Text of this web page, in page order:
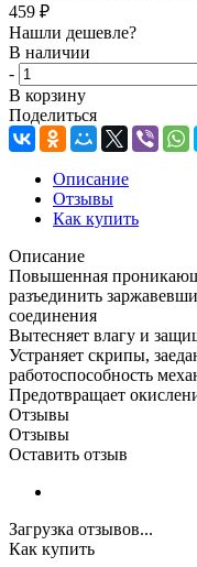
459 ₽
Нашли дешевле?
В наличии
-
В корзину
Поделиться
Описание
Отзывы
Как купить
Описание
Повышенная
разъединить
соединения
Вытесняет влагу и
Устраняет скрипы,
работоспособность
Предотвращает
Отзывы
Отзывы
Оставить отзыв
Загрузка отзывов...
Как купить